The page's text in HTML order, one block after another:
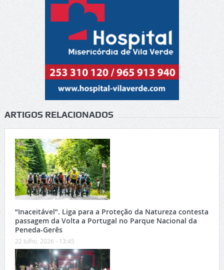
ARTIGOS RELACIONADOS
“Inaceitável”. Liga para a Proteção da Natureza contesta
passagem da Volta a Portugal no Parque Nacional da
Peneda-Gerês
22 Julho, 2026 - 13:45